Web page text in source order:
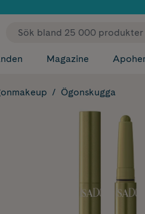
Magazine
Ögonskugga